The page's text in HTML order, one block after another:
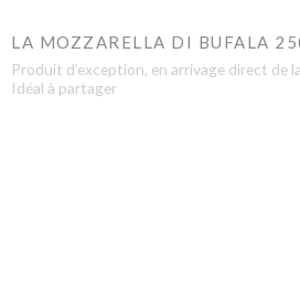
LA MOZZARELLA DI BUFALA
Produit d’exception, en arrivage direct de
Idéal à partager